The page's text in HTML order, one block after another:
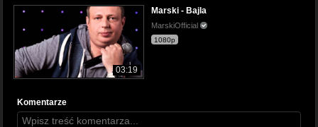
03:19
Marski - Bajla
MarskiOfficial
1080p
Komentarze